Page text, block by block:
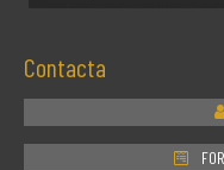
Contacta